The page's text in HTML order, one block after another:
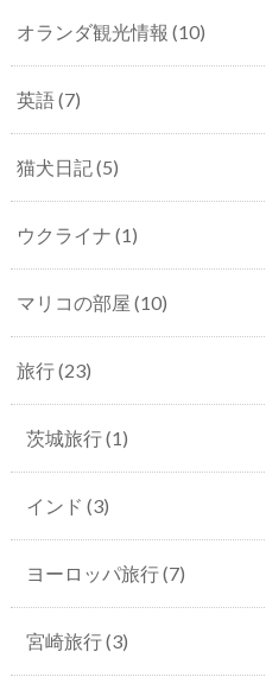
オランダ観光情報 (10)
英語(7)
猫犬日記(5)
ウクライナ (1)
マリコの部屋 (10)
旅行(23)
茨城旅行(1)
インド (3)
ヨーロッパ旅行(7)
宮崎旅行(3)